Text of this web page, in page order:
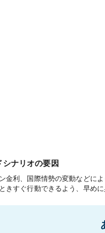
ナリオの要因
金利、国際情勢の変動などに
きすぐ行動できるよう、早め